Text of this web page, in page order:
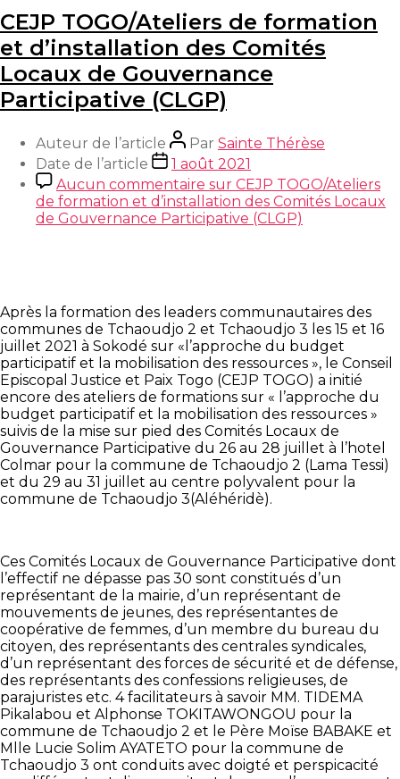
CEJP TOGO/Ateliers de formation
et d’installation des Comités
Locaux de Gouvernance
Participative (CLGP)
Auteur de l’article Par Sainte Thérèse
Date de l’article
1 août 2021
Aucun commentaire sur CEJP TOGO/Ateliers
de formation et d’installation des Comités Locaux
de Gouvernance Participative (CLGP)
Après la formation des leaders communautaires des
communes de Tchaoudjo 2 et Tchaoudjo 3 les 15 et 16
juillet 2021 à Sokodé sur «l’approche du budget
participatif et la mobilisation des ressources », le Conseil
Episcopal Justice et Paix Togo (CEJP TOGO) a initié
encore des ateliers de formations sur « l’approche du
budget participatif et la mobilisation des ressources »
suivis de la mise sur pied des Comités Locaux de
Gouvernance Participative du 26 au 28 juillet à l’hotel
Colmar pour la commune de Tchaoudjo 2 (Lama Tessi)
et du 29 au 31 juillet au centre polyvalent pour la
commune de Tchaoudjo 3(Aléhéridè).
Ces Comités Locaux de Gouvernance Participative dont
l’effectif ne dépasse pas 30 sont constitués d’un
représentant de la mairie, d’un représentant de
mouvements de jeunes, des représentantes de
coopérative de femmes, d’un membre du bureau du
citoyen, des représentants des centrales syndicales,
d’un représentant des forces de sécurité et de défense,
des représentants des confessions religieuses, de
parajuristes etc. 4 facilitateurs à savoir MM. TIDEMA
Pikalabou et Alphonse TOKITAWONGOU pour la
commune de Tchaoudjo 2 et le Père Moïse BABAKE et
Mlle Lucie Solim AYATETO pour la commune de
Tchaoudjo 3 ont conduits avec doigté et perspicacité